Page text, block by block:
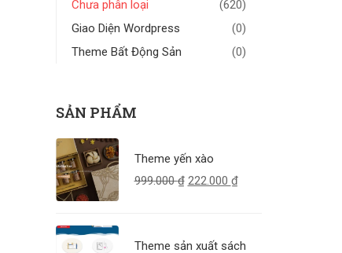
Chưa phân loại
(620)
Giao Diện Wordpress
(0)
Theme Bất Động Sản
(0)
SẢN PHẨM
Theme yến xào
999.000₫ 222.000 ₫
Theme sản xuất sách